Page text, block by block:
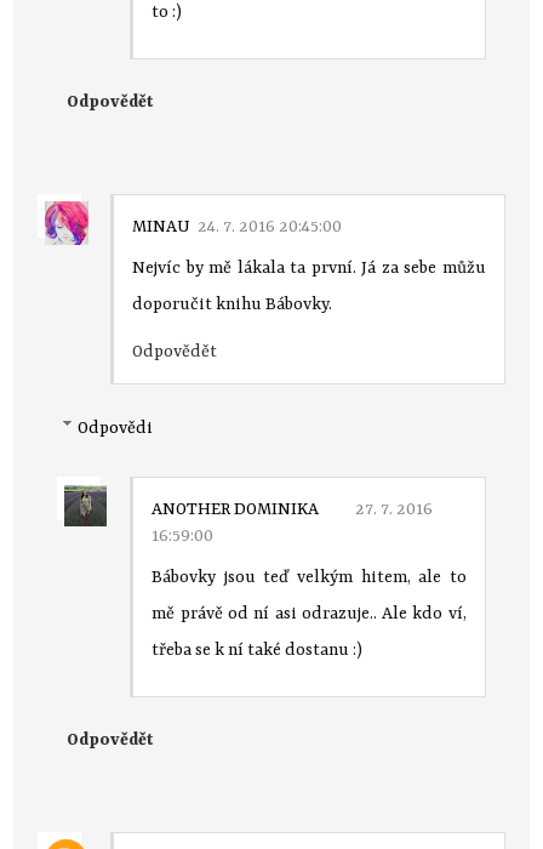
to :)
Odpovědět
MINAU 24. 7. 2016 20:45:00
Nejvíc by mě lákala ta první. Já za sebe můžu
doporučit knihu Bábovky.
Odpovědět
Odpovědi
ANOTHER DOMINIKA
27. 7. 2016
16:59:00
Bábovky jsou teď velkým hitem, ale to
mě právě od ní asi odrazuje.. Ale kdo ví,
třeba se k ní také dostanu :)
Odpovědět